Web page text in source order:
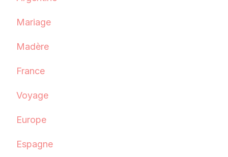
Mariage
Madère
France
Voyage
Europe
Espagne